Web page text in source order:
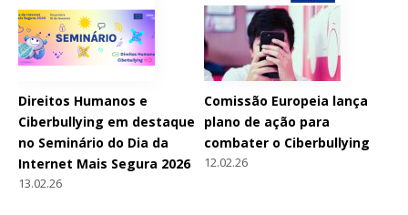
Direitos Humanos e
Ciberbullying em destaque
no Seminário do Dia da
Internet Mais Segura 2026
13.02.26
Comissão Europeia lança
plano de ação para
combater o Ciberbullying
12.02.26